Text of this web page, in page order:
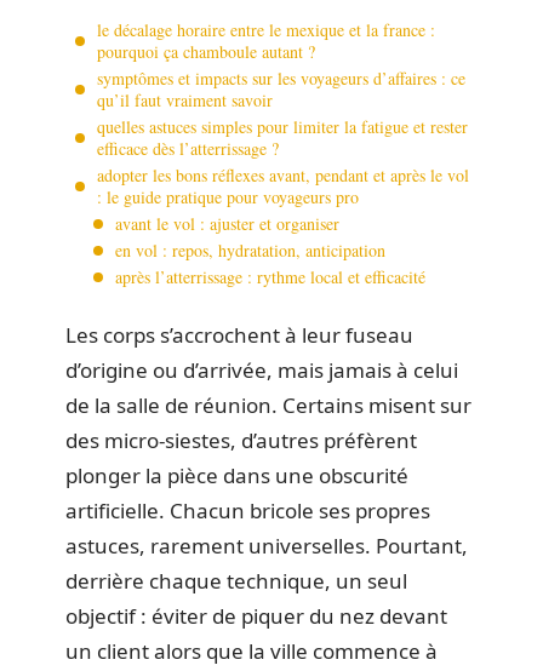
le décalage horaire entre le mexique et la france :
pourquoi ça chamboule autant ?
symptômes et impacts sur les voyageurs d’affaires : ce
qu’il faut vraiment savoir
quelles astuces simples pour limiter la fatigue et rester
efficace dès l’atterrissage ?
adopter les bons réflexes avant, pendant et après le vol
: le guide pratique pour voyageurs pro
avant le vol : ajuster et organiser
en vol : repos, hydratation, anticipation
après l’atterrissage : rythme local et efficacité
Les corps s’accrochent à leur fuseau
d’origine ou d’arrivée, mais jamais à celui
de la salle de réunion. Certains misent sur
des micro-siestes, d’autres préfèrent
plonger la pièce dans une obscurité
artificielle. Chacun bricole ses propres
astuces, rarement universelles. Pourtant,
derrière chaque technique, un seul
objectif : éviter de piquer du nez devant
un client alors que la ville commence à